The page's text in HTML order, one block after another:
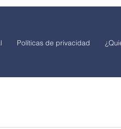
Políticas de privacidad